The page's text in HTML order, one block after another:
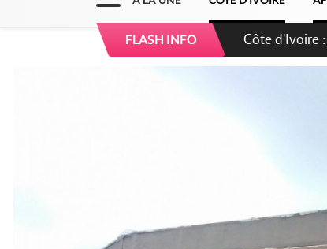
FLASH INFO
Côte d'Ivoire :